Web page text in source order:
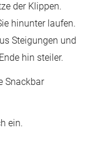
der Klippen.
hinunter laufen.
Steigungen und
hin steiler.
Snackbar
ein.